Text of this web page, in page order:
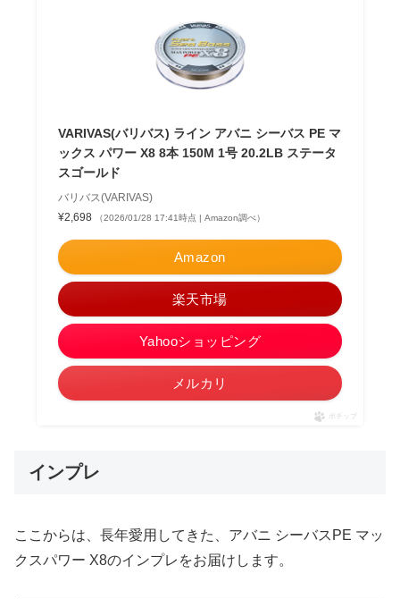
VARIVAS(バリバス) ライン アバニ シーバス PE マ
ックス パワー X8 8本 150M 1号 20.2LB ステータ
スゴールド
バリバス(VARIVAS)
¥2,698
（2026/01/28 17:41時点 | Amazon調べ）
Amazon
楽天市場
Yahooショッピング
メルカリ
ポチップ
インプレ
ここからは、長年愛用してきた、アバニ シーバスPE マッ
クスパワー X8のインプレをお届けします。